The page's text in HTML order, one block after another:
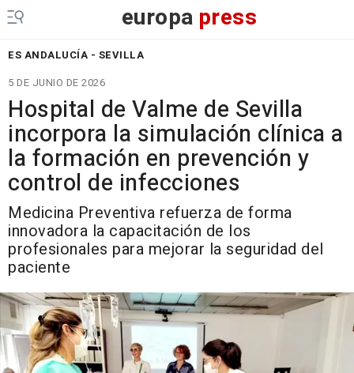
europa press
ES ANDALUCÍA - SEVILLA
5 DE JUNIO DE 2026
Hospital de Valme de Sevilla
incorpora la simulación clínica a
la formación en prevención y
control de infecciones
Medicina Preventiva refuerza de forma
innovadora la capacitación de los
profesionales para mejorar la seguridad del
paciente